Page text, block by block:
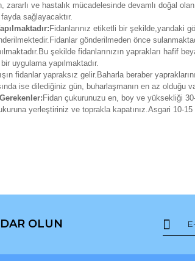
zararlı ve hastalık mücadelesinde devamlı doğal
sağlayacaktır.
Fidanlarınız etiketli bir şekilde,yandaki
gönderilmeden önce
şekilde fidanlarınızın yaprakları hafif
uygulama yapılmaktadır.
fidanlar yapraksız gelir.Baharla beraber
ise dilediğiniz gün, buharlaşmanın en az olduğu
Fidan çukurunuzu en, boy ve yüksekliği
yerleştiriniz ve toprakla kapatınız.Asgari
Yorum Yaz
OLUN